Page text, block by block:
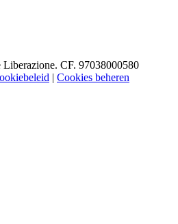
CF. 97038000580
| Cookies beheren